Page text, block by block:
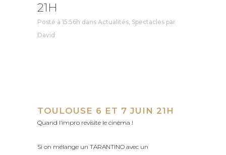
21H
Posté à 15:56h dans Actualités, Spectacles par
David
TOULOUSE 6 ET 7 JUIN 21H
Quand l’impro revisite le cinéma !
Si on mélange un TARANTINO avec un